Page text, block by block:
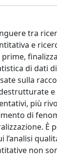
tra
e
di dati
sulla
e
più
di
È
l’analisi
non